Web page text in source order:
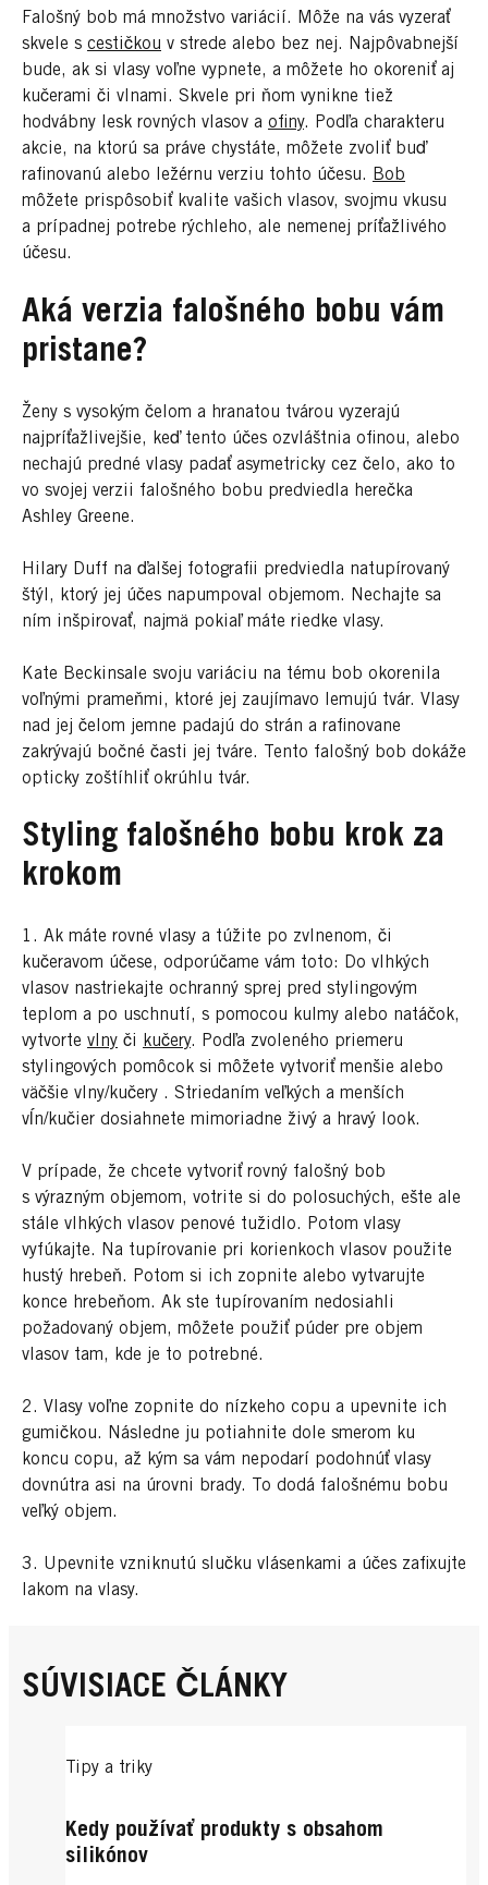
Falošný bob má množstvo variácií. Môže na vás vyzerať
skvele s cestičkou v strede alebo bez nej. Najpôvabnejší
bude, ak si vlasy voľne vypnete, a môžete ho okoreniť aj
kučerami či vlnami. Skvele pri ňom vynikne tiež
hodvábny lesk rovných vlasov a ofiny. Podľa charakteru
akcie, na ktorú sa práve chystáte, môžete zvoliť buď
rafinovanú alebo ležérnu verziu tohto účesu.
Bob
môžete prispôsobiť kvalite vašich vlasov, svojmu vkusu
a prípadnej potrebe rýchleho, ale nemenej príťažlivého
účesu.
Aká verzia falošného bobu vám
pristane?
Ženy s vysokým čelom a hranatou tvárou vyzerajú
najpríťažlivejšie, keď tento účes ozvláštnia ofinou, alebo
nechajú predné vlasy padať asymetricky cez čelo, ako to
vo svojej verzii falošného bobu predviedla herečka
Ashley Greene.
Hilary Duff na ďalšej fotografii predviedla natupírovaný
štýl, ktorý jej účes napumpoval objemom. Nechajte sa
ním inšpirovať, najmä pokiaľ máte riedke vlasy.
Kate Beckinsale svoju variáciu na tému bob okorenila
voľnými prameňmi, ktoré jej zaujímavo lemujú tvár. Vlasy
nad jej čelom jemne padajú do strán a rafinovane
zakrývajú bočné časti jej tváre. Tento falošný bob dokáže
opticky zoštíhliť okrúhlu tvár.
Styling falošného bobu krok za
krokom
1. Ak máte rovné vlasy a túžite po zvlnenom, či
kučeravom účese, odporúčame vám toto: Do vlhkých
vlasov nastriekajte ochranný sprej pred stylingovým
teplom a po uschnutí, s pomocou kulmy alebo natáčok,
vytvorte vlny či kučery. Podľa zvoleného priemeru
stylingových pomôcok si môžete vytvoriť menšie alebo
väčšie vlny/kučery . Striedaním veľkých a menších
vĺn/kučier dosiahnete mimoriadne živý a hravý look.
V prípade, že chcete vytvoriť rovný falošný bob
s výrazným objemom, votrite si do polosuchých, ešte ale
stále vlhkých vlasov penové tužidlo. Potom vlasy
vyfúkajte. Na tupírovanie pri korienkoch vlasov použite
hustý hrebeň. Potom si ich zopnite alebo vytvarujte
konce hrebeňom. Ak ste tupírovaním nedosiahli
požadovaný objem, môžete použiť púder pre objem
vlasov tam, kde je to potrebné.
2. Vlasy voľne zopnite do nízkeho copu a upevnite ich
gumičkou. Následne ju potiahnite dole smerom ku
koncu copu, až kým sa vám nepodarí podohnúť vlasy
dovnútra asi na úrovni brady. To dodá falošnému bobu
veľký objem.
3. Upevnite vzniknutú slučku vlásenkami a účes zafixujte
lakom na vlasy.
SÚVISIACE ČLÁNKY
Tipy a triky
Kedy používať produkty s obsahom
silikónov